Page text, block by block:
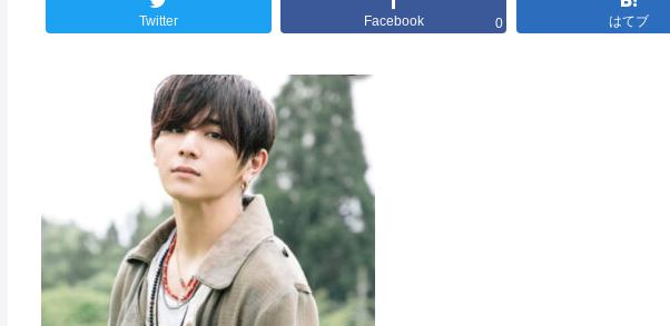
Twitter Facebook 0 はてブ